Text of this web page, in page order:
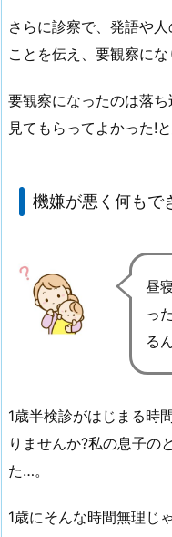
さらに診察で、発語や
ことを伝え、要観察にな
要観察になったのは落
見てもらってよかった!
機嫌が悪く何もで
昼
っ
る
1歳半検診がはじまる時
りませんか?私の息子の
た…。
1歳にそんな時間無理じ